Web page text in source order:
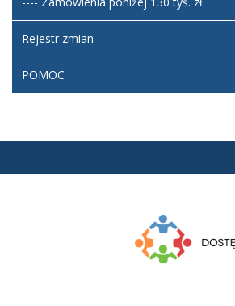
Rejestr zmian
POMOC